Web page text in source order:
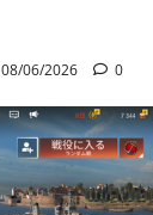
08/06/2026 0